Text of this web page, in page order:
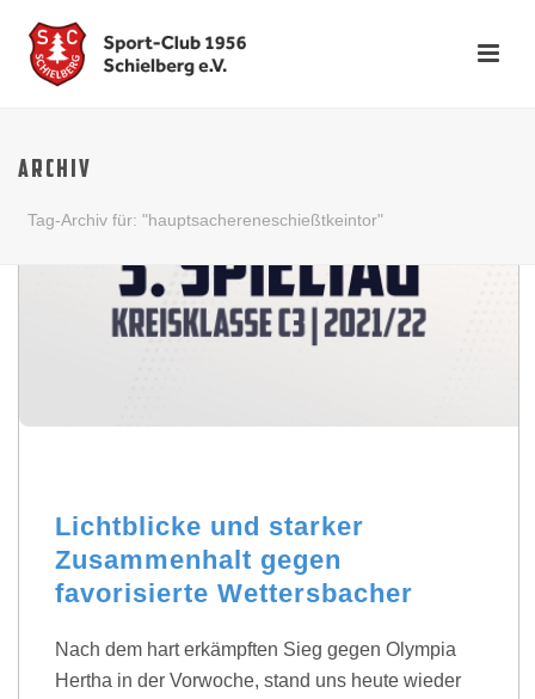
ARCHIV
Tag-Archiv für: "hauptsachereneschießtkeintor"
Lichtblicke und starker
Zusammenhalt gegen
favorisierte Wettersbacher
Nach dem hart erkämpften Sieg gegen Olympia
Hertha in der Vorwoche, stand uns heute wieder